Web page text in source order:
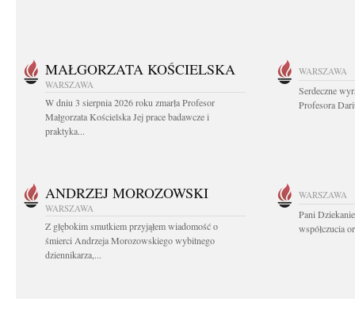
MAŁGORZATA KOŚCIELSKA
WARSZAWA
W dniu 3 sierpnia 2026 roku zmarła Profesor
Małgorzata Kościelska Jej prace badawcze i
praktyka...
WARSZAWA
Serdeczne
Profesora
ANDRZEJ MOROZOWSKI
WARSZAWA
Z głębokim smutkiem przyjąłem wiadomość o
śmierci Andrzeja Morozowskiego wybitnego
dziennikarza,...
WARSZAWA
Pani
współczucia